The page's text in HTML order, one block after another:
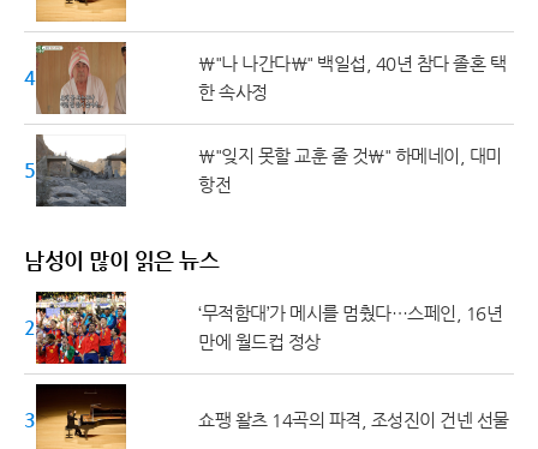
40대
\"나 나간다\" 백일섭, 40년 참다 졸혼 택
한 속사정
50대 ↑
\"잊지 못할 교훈 줄 것\" 하메네이, 대미
항전
남성이 많이 읽은 뉴스
20대 ↓
‘무적함대’가 메시를 멈췄다…스페인, 16년
만에 월드컵 정상
30대 쇼팽 왈츠 14곡의 파격, 조성진이 건넨 선물